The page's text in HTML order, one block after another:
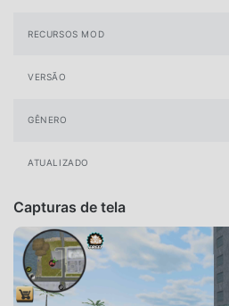
RECURSOS MOD
VERSÃO
GÊNERO
ATUALIZADO
Capturas de tela